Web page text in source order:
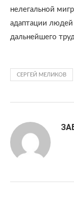
нелегальной
адаптации
дальнейшего
СЕРГЕЙ МЕЛИКОВ